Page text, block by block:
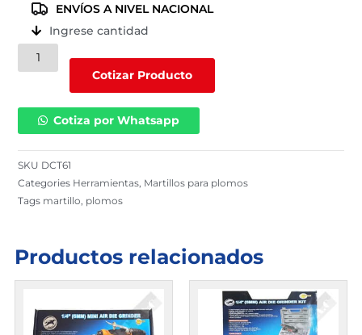
ENVÍOS A NIVEL NACIONAL
Ingrese cantidad
Martillo
|
cantidad
Cotizar Producto
Cotiza por Whatsapp
SKU DCT61
Categories Herramientas Martillos para plomos
Tags martillo plomos
Productos relacionados